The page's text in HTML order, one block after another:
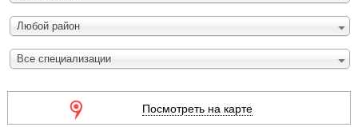
Любой район
Все специализации
Посмотреть на карте